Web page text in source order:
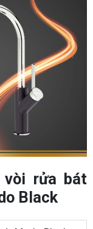
rửa bát
Black